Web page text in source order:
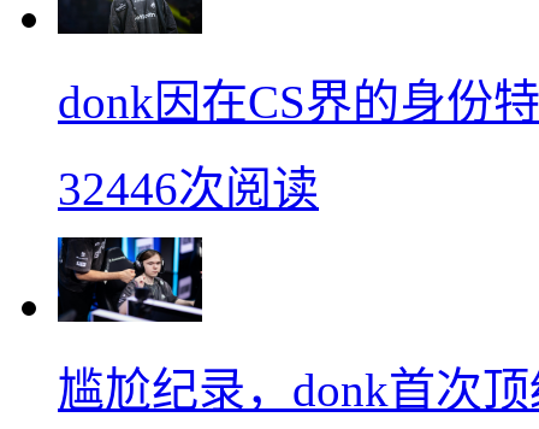
donk因在CS界的身份
32446次阅读
尴尬纪录，donk首次